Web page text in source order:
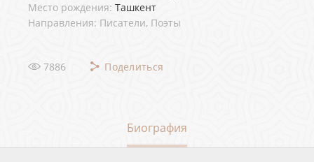
Место рождения: Ташкент
Направления: Писатели, Поэты
7886 Поделиться
Биография